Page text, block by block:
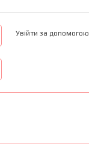
Увійти за допомогою